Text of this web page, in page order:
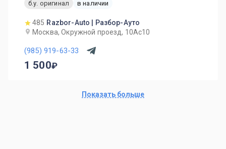
б.у. оригинал
в наличии
485 Razbor-Auto | Разбор-Ауто
Москва, Окружной проезд, 10Ас10
(985) 919-63-33
1 500
Показать больше